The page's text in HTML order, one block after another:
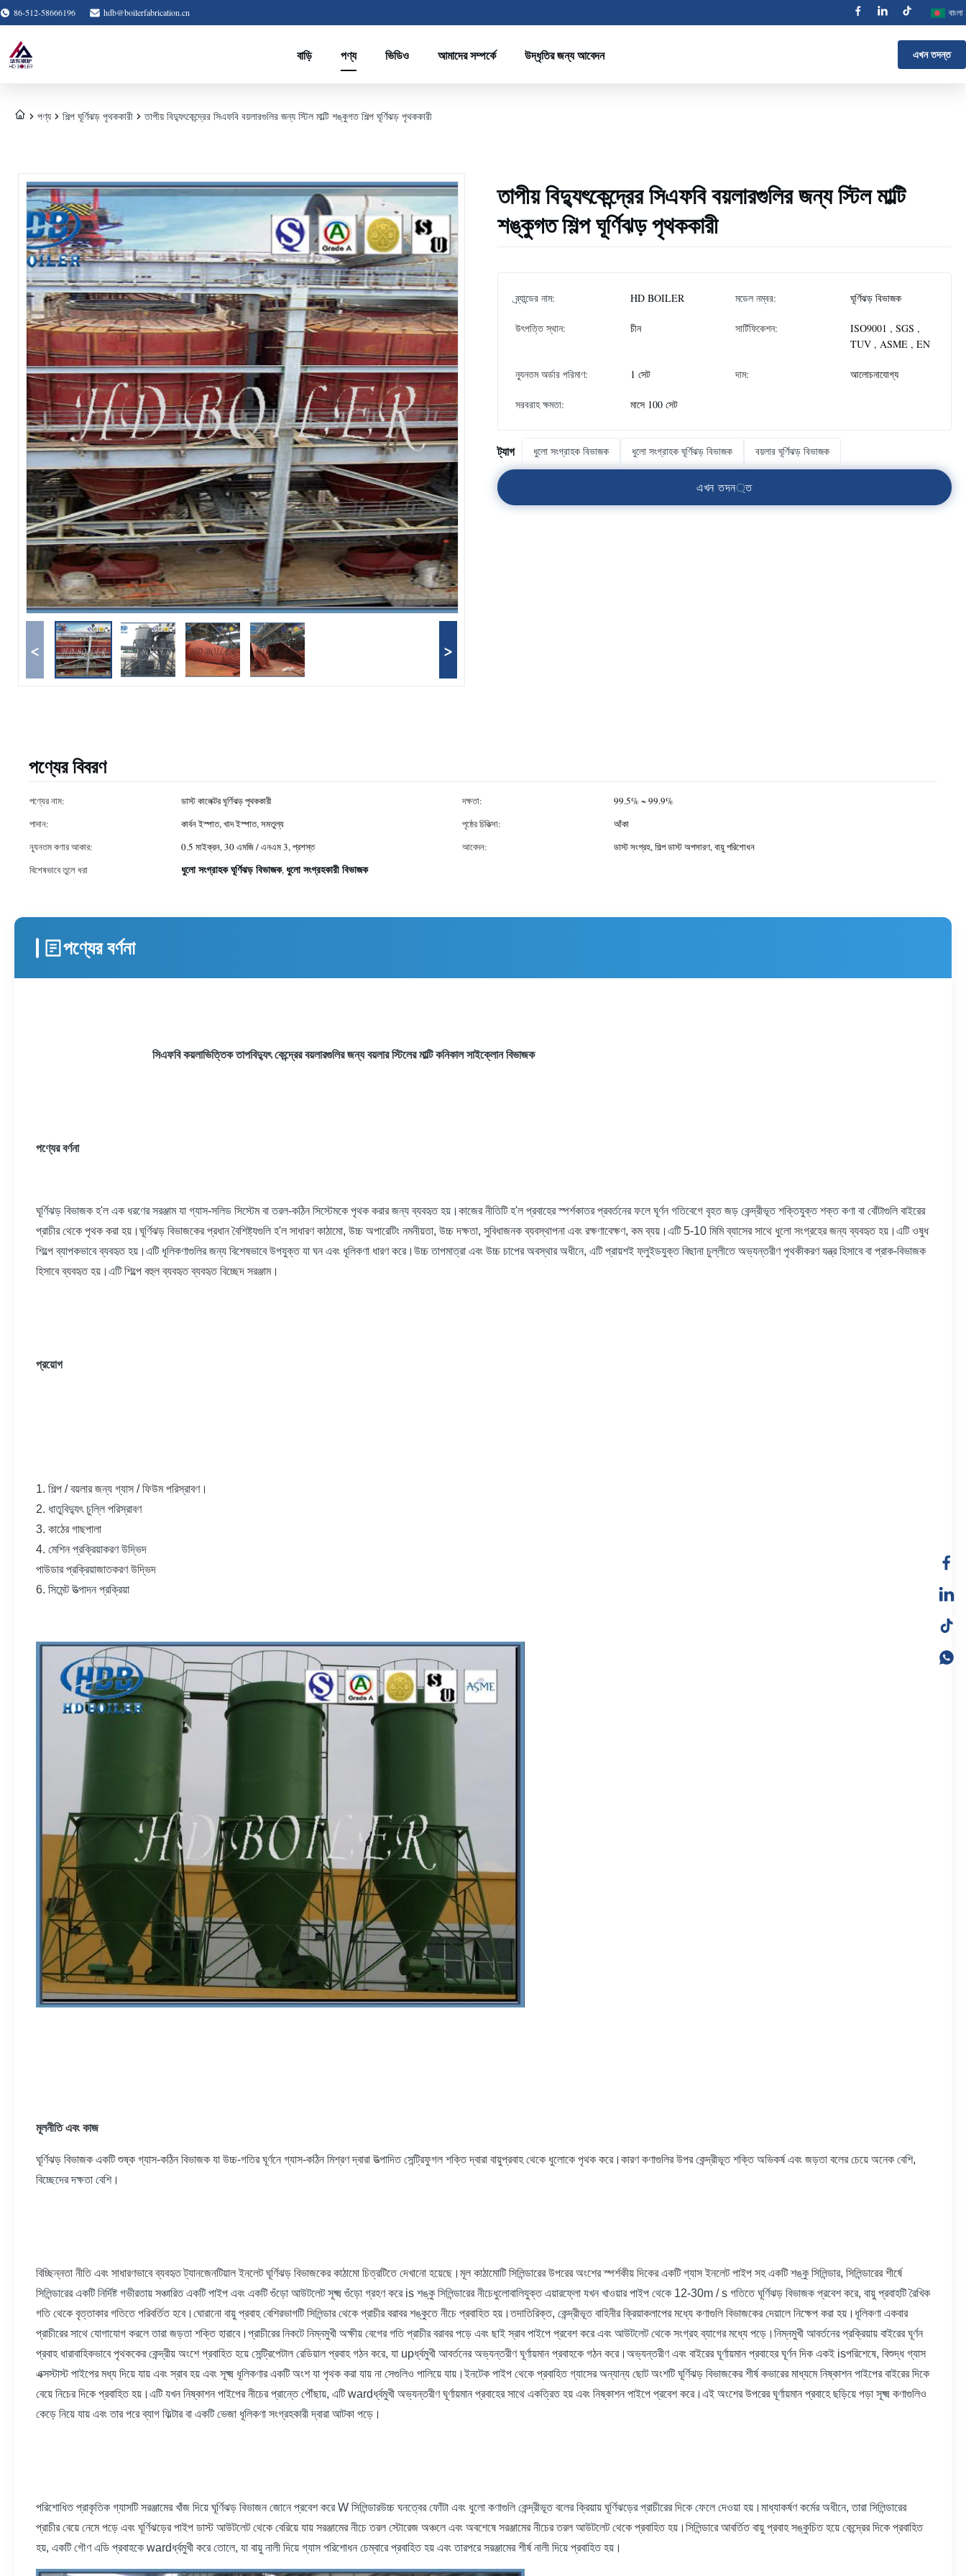
86-512-58666196 hdb@boilerfabrication.cn বাংলা
বাড়ি পণ্য ভিডিও আমাদের সম্পর্কে উদ্ধৃতির জন্য আবেদন এখন তদন্ত
পণ্য শিল্প ঘূর্ণিঝড় পৃথককারী তাপীয় বিদ্যুৎকেন্দ্রের সিএফবি বয়লারগুলির জন্য স্টিল মাল্টি শঙ্কুগত শিল্প ঘূর্ণিঝড় পৃথককারী
< >
তাপীয় বিদ্যুৎকেন্দ্রের সিএফবি বয়লারগুলির জন্য স্টিল মাল্টি
শঙ্কুগত শিল্প ঘূর্ণিঝড় পৃথককারী
ব্র্যান্ডের নাম: HD BOILER মডেল নম্বর: ঘূর্ণিঝড় বিভাজক
উৎপত্তি স্থান: চীন সার্টিফিকেশন:
ISO9001 , SGS ,
TUV , ASME , EN
ন্যূনতম অর্ডার পরিমাণ: 1 সেট দাম: আলোচনাযোগ্য
সরবরাহ ক্ষমতা: মাসে 100 সেট
ট্যাগ ধুলো সংগ্রাহক বিভাজক ধুলো সংগ্রাহক ঘূর্ণিঝড় বিভাজক বয়লার ঘূর্ণিঝড় বিভাজক
এখন তদন্ত
পণ্যের বিবরণ
পণ্যের নাম: ডাস্ট কালেক্টর ঘূর্ণিঝড় পৃথককারী দক্ষতা:
99.5% ~ 99.9%
পাদান:
কার্বন ইস্পাত, খাদ ইস্পাত, সমতুল্য পৃষ্ঠের চিকিত্সা:
আঁকা
ন্যূনতম কণার আকার:
0.5 মাইক্রন, 30 এমজি / এনএম 3, প্রশস্ত আবেদন:
ডাস্ট সংগ্রহ, শিল্প ডাস্ট অপসারণ, বায়ু পরিশোধন
বিশেষভাবে তুলে ধরা
ধুলো সংগ্রাহক ঘূর্ণিঝড় বিভাজক,ধুলো সংগ্রহকারী বিভাজক
পণ্যের বর্ণনা
সিএফবি কয়লাভিত্তিক তাপবিদ্যুৎ কেন্দ্রের বয়লারগুলির জন্য বয়লার স্টিলের মাল্টি কনিকাল সাইক্লোন বিভাজক
পণ্যের বর্ণনা
ঘূর্ণিঝড় বিভাজক হ'ল এক ধরণের সরঞ্জাম যা গ্যাস-সলিড সিস্টেম বা তরল-কঠিন সিস্টেমকে পৃথক করার জন্য ব্যবহৃত হয়।কাজের নীতিটি হ'ল প্রবাহের স্পর্শকাতর প্রবর্তনের ফলে ঘূর্ণন গতিবেগে বৃহত জড় কেন্দ্রীভূত শক্তিযুক্ত শক্ত কণা বা বোঁটাগুলি বাইরের
প্রাচীর থেকে পৃথক করা হয়।ঘূর্ণিঝড় বিভাজকের প্রধান বৈশিষ্ট্যগুলি হ'ল সাধারণ কাঠামো, উচ্চ অপারেটিং নমনীয়তা, উচ্চ দক্ষতা, সুবিধাজনক ব্যবস্থাপনা এবং রক্ষণাবেক্ষণ, কম ব্যয়।এটি 5-10 মিমি ব্যাসের সাথে ধুলো সংগ্রহের জন্য ব্যবহৃত হয়।এটি ওষুধ
শিল্পে ব্যাপকভাবে ব্যবহৃত হয়।এটি ধূলিকণাগুলির জন্য বিশেষভাবে উপযুক্ত যা ঘন এবং ধূলিকণা ধারণ করে।উচ্চ তাপমাত্রা এবং উচ্চ চাপের অবস্থার অধীনে, এটি প্রায়শই ফ্লুইডযুক্ত বিছানা চুল্লীতে অভ্যন্তরীণ পৃথকীকরণ যন্ত্র হিসাবে বা প্রাক-বিভাজক
হিসাবে ব্যবহৃত হয়।এটি শিল্পে বহুল ব্যবহৃত ব্যবহৃত বিচ্ছেদ সরঞ্জাম।
প্রয়োগ
1. শিল্প / বয়লার জন্য গ্যাস / ফিউম পরিস্রাবণ।
2. ধাতুবিদ্যুৎ চুল্লি পরিস্রাবণ
3. কাঠের গাছপালা
4. মেশিন প্রক্রিয়াকরণ উদ্ভিদ
পাউডার প্রক্রিয়াজাতকরণ উদ্ভিদ
6. সিমেন্ট উত্পাদন প্রক্রিয়া
মূলনীতি এবং কাজ
ঘূর্ণিঝড় বিভাজক একটি শুষ্ক গ্যাস-কঠিন বিভাজক যা উচ্চ-গতির ঘূর্ণনে গ্যাস-কঠিন মিশ্রণ দ্বারা উত্পাদিত সেন্ট্রিফুগল শক্তি দ্বারা বায়ুপ্রবাহ থেকে ধুলোকে পৃথক করে।কারণ কণাগুলির উপর কেন্দ্রীভূত শক্তি অভিকর্ষ এবং জড়তা বলের চেয়ে অনেক বেশি,
বিচ্ছেদের দক্ষতা বেশি।
বিচ্ছিন্নতা নীতি এবং সাধারণভাবে ব্যবহৃত ট্যানজেনটিয়াল ইনলেট ঘূর্ণিঝড় বিভাজকের কাঠামো চিত্রটিতে দেখানো হয়েছে।মূল কাঠামোটি সিলিন্ডারের উপরের অংশের স্পর্শকীয় দিকের একটি গ্যাস ইনলেট পাইপ সহ একটি শঙ্কু সিলিন্ডার, সিলিন্ডারের শীর্ষে
সিলিন্ডারের একটি নির্দিষ্ট গভীরতায় সঞ্চারিত একটি পাইপ এবং একটি গুঁড়ো আউটলেট সূক্ষ্ম গুঁড়ো গ্রহণ করে is শঙ্কু সিলিন্ডারের নীচেধুলোবালিযুক্ত এয়ারফ্লো যখন খাওয়ার পাইপ থেকে 12-30m / s গতিতে ঘূর্ণিঝড় বিভাজক প্রবেশ করে, বায়ু প্রবাহটি রৈখিক
গতি থেকে বৃত্তাকার গতিতে পরিবর্তিত হবে।ঘোরানো বায়ু প্রবাহ বেশিরভাগটি সিলিন্ডার থেকে প্রাচীর বরাবর শঙ্কুতে নীচে প্রবাহিত হয়।তদাতিরিক্ত, কেন্দ্রীভূত বাহিনীর ক্রিয়াকলাপের মধ্যে কণাগুলি বিভাজকের দেয়ালে নিক্ষেপ করা হয়।ধূলিকণা একবার
প্রাচীরের সাথে যোগাযোগ করলে তারা জড়তা শক্তি হারাবে।প্রাচীরের নিকটে নিম্নমুখী অক্ষীয় বেগের গতি প্রাচীর বরাবর পড়ে এবং ছাই স্রাব পাইপে প্রবেশ করে এবং আউটলেট থেকে সংগ্রহ ব্যাগের মধ্যে পড়ে।নিম্নমুখী আবর্তনের প্রক্রিয়ায় বাইরের ঘূর্ণন
প্রবাহ ধারাবাহিকভাবে পৃথককের কেন্দ্রীয় অংশে প্রবাহিত হয়ে সেন্ট্রিপেটাল রেডিয়াল প্রবাহ গঠন করে, যা upর্ধ্বমুখী আবর্তনের অভ্যন্তরীণ ঘূর্ণায়মান প্রবাহকে গঠন করে।অভ্যন্তরীণ এবং বাইরের ঘূর্ণায়মান প্রবাহের ঘূর্ণন দিক একই isপরিশেষে, বিশুদ্ধ গ্যাস
এক্সস্টাস্ট পাইপের মধ্য দিয়ে যায় এবং স্রাব হয় এবং সূক্ষ্ম ধূলিকণার একটি অংশ যা পৃথক করা যায় না সেগুলিও পালিয়ে যায়।ইনটেক পাইপ থেকে প্রবাহিত গ্যাসের অন্যান্য ছোট অংশটি ঘূর্ণিঝড় বিভাজকের শীর্ষ কভারের মাধ্যমে নিষ্কাশন পাইপের বাইরের দিকে
বেয়ে নিচের দিকে প্রবাহিত হয়।এটি যখন নিষ্কাশন পাইপের নীচের প্রান্তে পৌঁছায়, এটি wardর্ধ্বমুখী অভ্যন্তরীণ ঘূর্ণায়মান প্রবাহের সাথে একত্রিত হয় এবং নিষ্কাশন পাইপে প্রবেশ করে।এই অংশের উপরের ঘূর্ণায়মান প্রবাহে ছড়িয়ে পড়া সূক্ষ্ম কণাগুলিও
কেড়ে নিয়ে যায় এবং তার পরে ব্যাগ ফিল্টার বা একটি ভেজা ধূলিকণা সংগ্রহকারী দ্বারা আটকা পড়ে।
পরিশোধিত প্রাকৃতিক গ্যাসটি সরঞ্জামের খাঁজ দিয়ে ঘূর্ণিঝড় বিভাজন জোনে প্রবেশ করে W সিলিন্ডারউচ্চ ঘনত্বের ফোঁটা এবং ধুলো কণাগুলি কেন্দ্রীভূত বলের ক্রিয়ায় ঘূর্ণিঝড়ের প্রাচীরের দিকে ফেলে দেওয়া হয়।মাধ্যাকর্ষণ কর্মের অধীনে, তারা সিলিন্ডারের
প্রাচীর বেয়ে নেমে পড়ে এবং ঘূর্ণিঝড়ের পাইপ ডাস্ট আউটলেট থেকে বেরিয়ে যায় সরঞ্জামের নীচে তরল স্টোরেজ অঞ্চলে এবং অবশেষে সরঞ্জামের নীচের তরল আউটলেট থেকে প্রবাহিত হয়।সিলিন্ডারে আবর্তিত বায়ু প্রবাহ সঙ্কুচিত হয়ে কেন্দ্রের দিকে প্রবাহিত
হয়, একটি গৌণ এডি প্রবাহকে wardর্ধ্বমুখী করে তোলে, যা বায়ু নালী দিয়ে গ্যাস পরিশোধন চেম্বারে প্রবাহিত হয় এবং তারপরে সরঞ্জামের শীর্ষ নালী দিয়ে প্রবাহিত হয়।